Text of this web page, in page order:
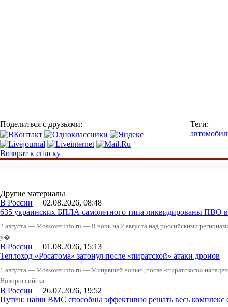
Поделиться с друзьями:
Теги:
Возврат к списку
Другие материалы
В России 02.08.2026, 08:48
635 украинских БПЛА самолетного типа ликвидированы ПВО
2 августа — Mossovetinfo.ru — В ночь на 2 августа над российскими
у�...
В России 01.08.2026, 15:13
Теплоход «Росатома» затонул после «пиратской» атаки дронов
1 августа — Mossovetinfo.ru — Минувшей ночью, после «пиратского»
Новороссийска...
В России 26.07.2026, 19:52
Путин: наши ВМС способны эффективно решать весь комплекс